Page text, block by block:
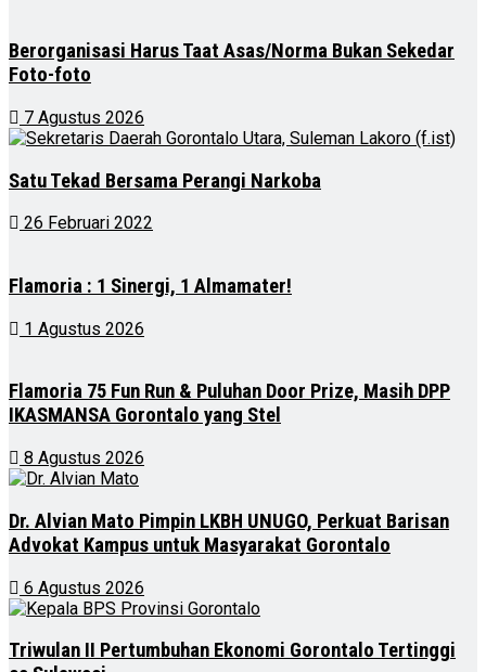
Berorganisasi Harus Taat Asas/Norma Bukan Sekedar
Foto-foto
7 Agustus 2026
Satu Tekad Bersama Perangi Narkoba
26 Februari 2022
Flamoria : 1 Sinergi, 1 Almamater!
1 Agustus 2026
Flamoria 75 Fun Run & Puluhan Door Prize, Masih DPP
IKASMANSA Gorontalo yang Stel
8 Agustus 2026
Dr. Alvian Mato Pimpin LKBH UNUGO, Perkuat Barisan
Advokat Kampus untuk Masyarakat Gorontalo
6 Agustus 2026
Triwulan II Pertumbuhan Ekonomi Gorontalo Tertinggi